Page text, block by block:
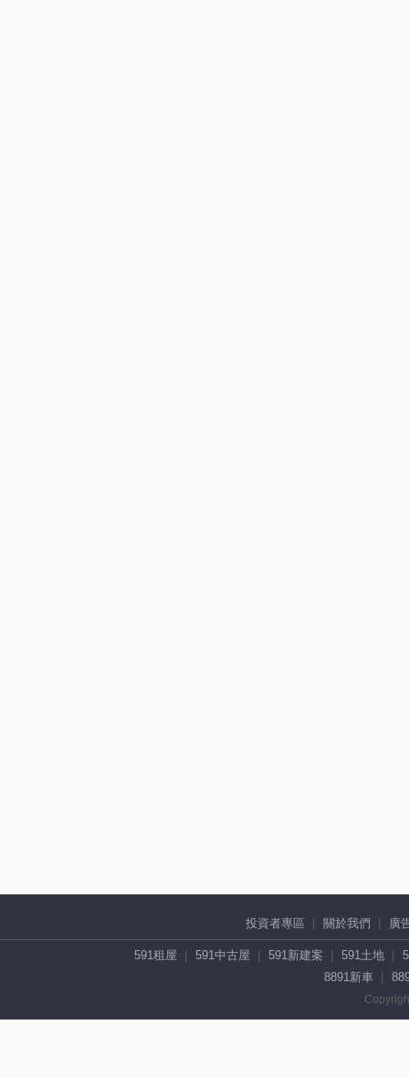
投資者專區 關於我們 廣
591租屋 591中古屋 591新建案 591土地
8891新車